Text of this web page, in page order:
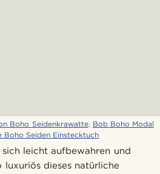
Boho Seidenkrawatte, Bob Boho Modal
Boho Seiden Einstecktuch
leicht aufbewahren und
luxuriös dieses natürliche